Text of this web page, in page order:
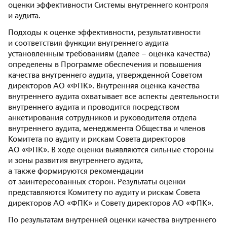
оценки эффективности Системы внутреннего контроля
и аудита.
Подходы к оценке эффективности, результативности
и соответствия функции внутреннего аудита
установленным требованиям (далее – оценка качества)
определены в Программе обеспечения и повышения
качества внутреннего аудита, утвержденной Советом
директоров АО «ФПК». Внутренняя оценка качества
внутреннего аудита охватывает все аспекты деятельности
внутреннего аудита и проводится посредством
анкетирования сотрудников и руководителя отдела
внутреннего аудита, менеджмента Общества и членов
Комитета по аудиту и рискам Совета директоров
АО «ФПК». В ходе оценки выявляются сильные стороны
и зоны развития внутреннего аудита,
а также формируются рекомендации
от заинтересованных сторон. Результаты оценки
представляются Комитету по аудиту и рискам Совета
директоров АО «ФПК» и Совету директоров АО «ФПК».
По результатам внутренней оценки качества внутреннего